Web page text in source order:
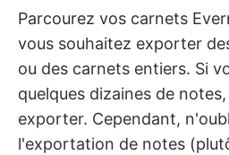
Parcourez vos carnets
vous souhaitez exporter
ou des carnets entiers. Si
quelques dizaines de
exporter. Cependant,
l'exportation de notes